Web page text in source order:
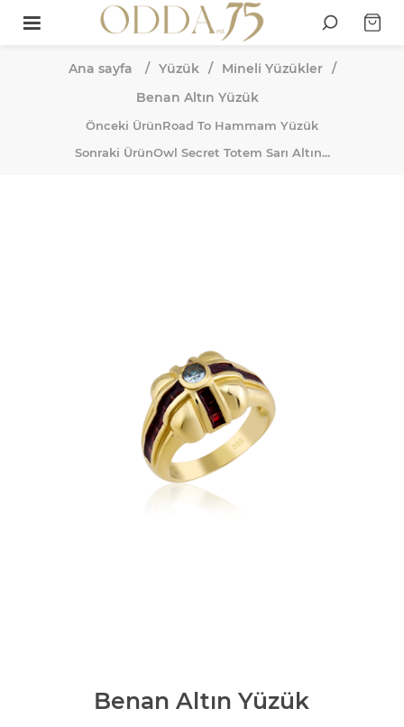
Ana sayfa / Yüzük / Mineli Yüzükler /
Benan Altın Yüzük
Önceki ÜrünRoad To Hammam Yüzük
Sonraki ÜrünOwl Secret Totem Sarı Altın...
Benan Altın Yüzük